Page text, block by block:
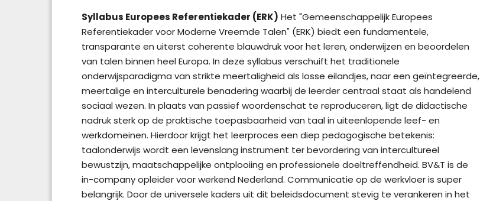
Syllabus Europees Referentiekader (ERK) Het "Gemeenschappelijk Europees
Referentiekader voor Moderne Vreemde Talen" (ERK) biedt een fundamentele,
transparante en uiterst coherente blauwdruk voor het leren, onderwijzen en beoordelen
van talen binnen heel Europa. In deze syllabus verschuift het traditionele
onderwijsparadigma van strikte meertaligheid als losse eilandjes, naar een geïntegreerde,
meertalige en interculturele benadering waarbij de leerder centraal staat als handelend
sociaal wezen. In plaats van passief woordenschat te reproduceren, ligt de didactische
nadruk sterk op de praktische toepasbaarheid van taal in uiteenlopende leef- en
werkdomeinen. Hierdoor krijgt het leerproces een diep pedagogische betekenis:
taalonderwijs wordt een levenslang instrument ter bevordering van intercultureel
bewustzijn, maatschappelijke ontplooiing en professionele doeltreffendheid. BV&T is de
in-company opleider voor werkend Nederland. Communicatie op de werkvloer is super
belangrijk. Door de universele kaders uit dit beleidsdocument stevig te verankeren in het